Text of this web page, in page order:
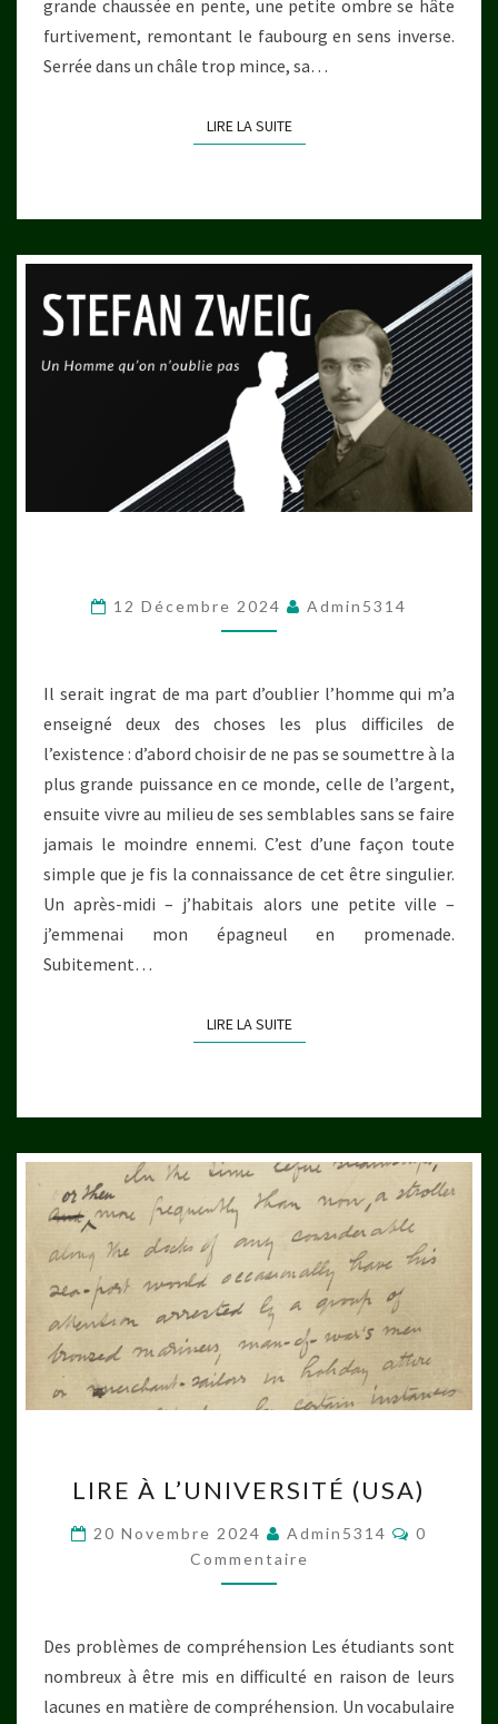
grande chaussée en pente, une petite ombre se hâte
furtivement, remontant le faubourg en sens inverse.
Serrée dans un châle trop mince, sa…
LIRE LA SUITELIRE LA SUITE
12 Décembre 2024 Admin5314
Il serait ingrat de ma part d’oublier l’homme qui m’a
enseigné deux des choses les plus difficiles de
l’existence : d’abord choisir de ne pas se soumettre à la
plus grande puissance en ce monde, celle de l’argent,
ensuite vivre au milieu de ses semblables sans se faire
jamais le moindre ennemi. C’est d’une façon toute
simple que je fis la connaissance de cet être singulier.
Un après-midi – j’habitais alors une petite ville –
j’emmenai mon épagneul en promenade.
Subitement…
LIRE LA SUITELIRE LA SUITE
À
L’UNIVERSITÉ
(USA)
LIRE À L’UNIVERSITÉ (USA)
20 Novembre 2024 Admin5314
0
Commentaire
Des problèmes de compréhension Les étudiants sont
nombreux à être mis en difficulté en raison de leurs
lacunes en matière de compréhension. Un vocabulaire